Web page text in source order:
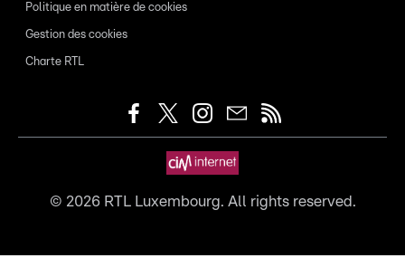
Politique en matière de cookies
Gestion des cookies
Charte RTL
© 2026RTL Luxembourg. All rights reserved.